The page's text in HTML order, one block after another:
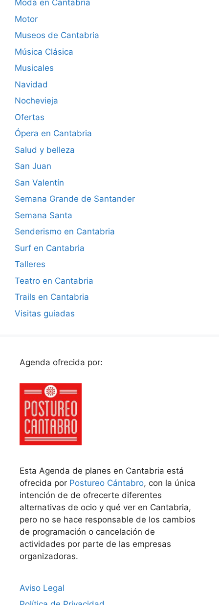
Moda en Cantabria
Motor
Museos de Cantabria
Música Clásica
Musicales
Navidad
Nochevieja
Ofertas
Ópera en Cantabria
Salud y belleza
San Juan
San Valentín
Semana Grande de Santander
Semana Santa
Senderismo en Cantabria
Surf en Cantabria
Talleres
Teatro en Cantabria
Trails en Cantabria
Visitas guiadas
Agenda ofrecida por:
Esta Agenda de planes en Cantabria está
ofrecida por Postureo Cántabro, con la única
intención de de ofrecerte diferentes
alternativas de ocio y qué ver en Cantabria,
pero no se hace responsable de los cambios
de programación o cancelación de
actividades por parte de las empresas
organizadoras.
Aviso Legal